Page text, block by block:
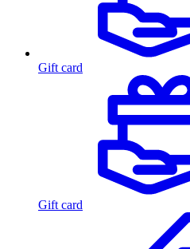
Gift card
Gift card